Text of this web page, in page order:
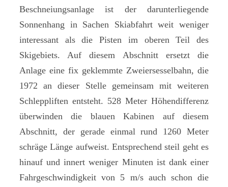
Beschneiungsanlage ist der darunterliegende
Sonnenhang in Sachen Skiabfahrt weit weniger
interessant als die Pisten im oberen Teil des
Skigebiets. Auf diesem Abschnitt ersetzt die
Anlage eine fix geklemmte Zweiersesselbahn, die
1972 an dieser Stelle gemeinsam mit weiteren
Schleppliften entsteht. 528 Meter Höhendifferenz
überwinden die blauen Kabinen auf diesem
Abschnitt, der gerade einmal rund 1260 Meter
schräge Länge aufweist. Entsprechend steil geht es
hinauf und innert weniger Minuten ist dank einer
Fahrgeschwindigkeit von 5 m/s auch schon die